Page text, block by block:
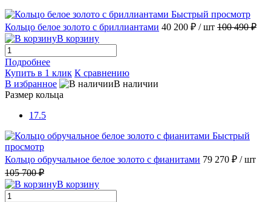
Быстрый просмотр
Кольцо белое золото с бриллиантами 40 200 ₽ / шт 100 490 ₽
В корзину
Подробнее
Купить в 1 клик К сравнению
В избранное
В наличии
Размер кольца
17.5
Быстрый
просмотр
Кольцо обручальное белое золото с фианитами 79 270 ₽ / шт
105 700 ₽
В корзину